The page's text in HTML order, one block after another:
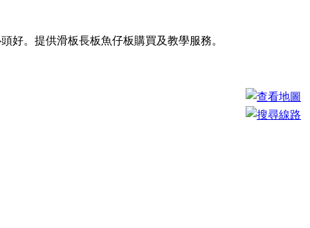
好。提供滑板長板魚仔板購買及教學服務。